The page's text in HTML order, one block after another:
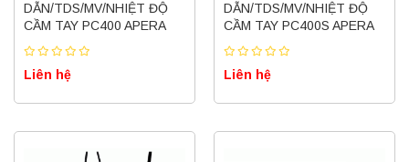
DẪN/TDS/MV/NHIỆT ĐỘ
CẦM TAY PC400 APERA
Liên hệ
DẪN/TDS/MV/NHIỆT ĐỘ
CẦM TAY PC400S APERA
Liên hệ